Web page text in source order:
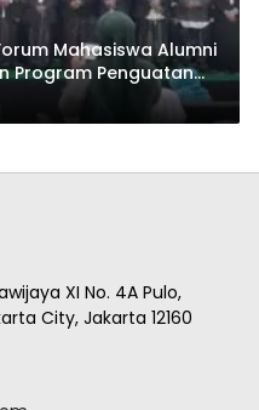
Mahasiswa Alumni
Program Penguatan
XI No. 4A Pulo,
City, Jakarta 12160